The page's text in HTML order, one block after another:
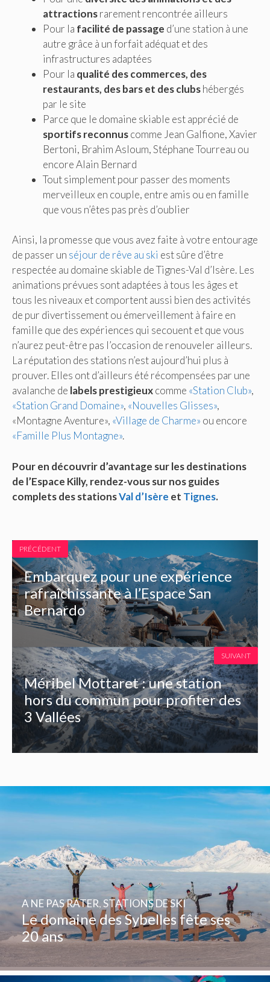
attractionsrarement rencontrée ailleurs
Pour la facilité de passage d’une station à une
autre grâce à un forfait adéquat et des
infrastructures adaptées
Pour la qualité des commerces, des
restaurants, des bars et des clubshébergés
par le site
Parce que le domaine skiable est apprécié de
sportifs reconnuscomme Jean Galfione, Xavier
Bertoni, Brahim Asloum, Stéphane Tourreau ou
encore Alain Bernard
Tout simplement pour passer des moments
merveilleux en couple, entre amis ou en famille
que vous n’êtes pas près d’oublier
Ainsi, la promesse que vous avez faite à votre entourage
de passer un séjour de rêve au ski est sûre d’être
respectée au domaine skiable de Tignes-Val d’Isère. Les
animations prévues sont adaptées à tous les âges et
tous les niveaux et comportent aussi bien des activités
de pur divertissement ou émerveillement à faire en
famille que des expériences qui secouent et que vous
n’aurez peut-être pas l’occasion de renouveler ailleurs.
La réputation des stations n’est aujourd’hui plus à
prouver. Elles ont d’ailleurs été récompensées par une
avalanche de labels prestigieuxcomme «Station Club»,
«Station Grand Domaine», «Nouvelles Glisses»,
«Montagne Aventure», «Village de Charme» ou encore
«Famille Plus Montagne».
Pour en découvrir d’avantage sur les destinations
de l’Espace Killy, rendez-vous sur nos guides
complets des stationsVal d’Isère et Tignes.
PRÉCÉDENT
Embarquez pour une expérience
rafraîchissante à l’Espace San
Bernardo
Méribel Mottaret : une station
hors du commun pour profiter des
3 Vallées
SUIVANT
Le domaine des Sybelles fête ses
20 ans
A NE PAS RATER,STATIONS DE SKI